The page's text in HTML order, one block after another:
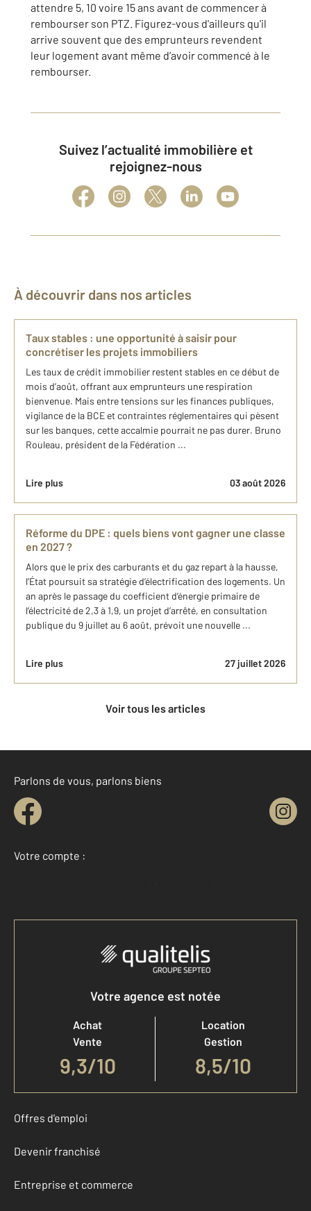
attendre 5, 10 voire 15 ans avant de commencer à
rembourser son PTZ. Figurez-vous d'ailleurs qu'il
arrive souvent que des emprunteurs revendent
leur logement avant même d’avoir commencé à le
rembourser.
Suivez l’actualité immobilière et
rejoignez-nous
À découvrir dans nos articles
Taux stables : une opportunité à saisir pour
concrétiser les projets immobiliers
Les taux de crédit immobilier restent stables en ce début de
mois d’août, offrant aux emprunteurs une respiration
bienvenue. Mais entre tensions sur les finances publiques,
vigilance de la BCE et contraintes réglementaires qui pèsent
sur les banques, cette accalmie pourrait ne pas durer. Bruno
Rouleau, président de la Fédération ...
Lire plus 03 août 2026
Réforme du DPE : quels biens vont gagner une classe
en 2027 ?
Alors que le prix des carburants et du gaz repart à la hausse,
l’État poursuit sa stratégie d’électrification des logements. Un
an après le passage du coefficient d’énergie primaire de
l’électricité de 2,3 à 1,9, un projet d’arrêté, en consultation
publique du 9 juillet au 6 août, prévoit une nouvelle ...
Lire plus 27 juillet 2026
Voir tous les articles
Parlons de vous, parlons biens
Votre compte :
Accéder à mon compte
Votre agence est notée
Achat
Vente
9,3/10
Location
Gestion
8,5/10
Offres d'emploi
Devenir franchisé
Entreprise et commerce